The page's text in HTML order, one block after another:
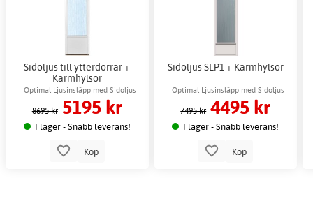
Sidoljus till ytterdörrar +
Karmhylsor
Optimal Ljusinsläpp med Sidoljus
8695 kr 5195 kr
I lager - Snabb leverans!
Köp
Sidoljus SLP1 + Karmhylsor
Optimal Ljusinsläpp med Sidoljus
7495 kr 4495 kr
I lager - Snabb leverans!
Köp